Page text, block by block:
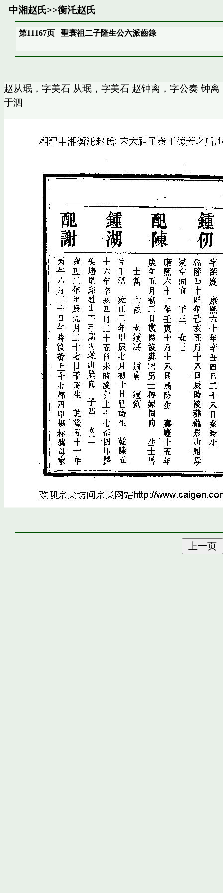
中湘赵氏>>衡汑赵氏
第11167页聖寰祖二子隆生公六派齒錄
赵从珉，字美石 从珉，字美石 赵钟离，字公奏 钟
于泗